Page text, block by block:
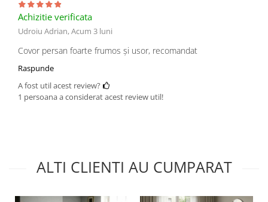
Achizitie verificata
Udroiu Adrian,Acum 3 luni
Covor persan foarte frumos și usor, recomandat
Raspunde
A fost util acest review?
1 persoana a considerat acest review util!
ALTI CLIENTI AU CUMPARAT